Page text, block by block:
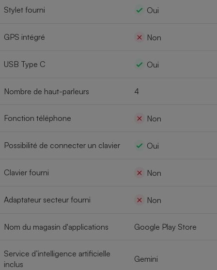
Stylet fourni Oui
GPS intégré Non
USB Type C Oui
Nombre de haut-parleurs 4
Fonction téléphone Non
Possibilité de connecter un clavier Oui
Clavier fourni Non
Adaptateur secteur fourni Non
Nom du magasin d'applications Google Play Store
Service d’intelligence artificielle
inclus
Gemini